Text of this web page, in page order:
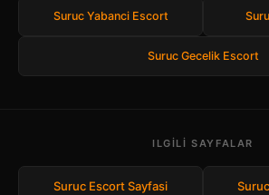
Suruc Yabanci Escort
Suruc Gecelik Escort
ILGILI SAYFALAR
Suruc Escort Sayfasi